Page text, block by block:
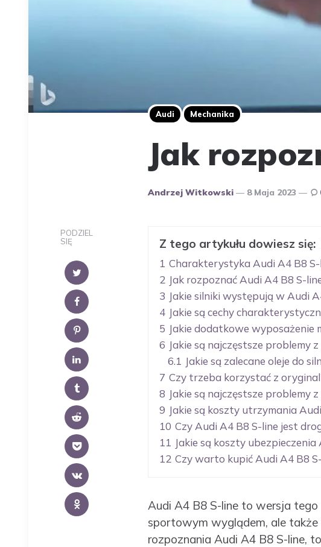
Audi Mechanika
Jak
Opublikowany
Andrzej Witkowski 8 Maja 2023
PODZIEL
SIĘ
Z tego artykułu dowiesz się:
1 Charakterystyka Audi A4 B8 S-
2 Jak rozpoznać Audi A4 B8 S-
3 Jakie silniki występują w Audi
4 Jakie są cechy
5 Jakie dodatkowe wyposażenie
6 Jakie są najczęstsze problemy
6.1 Jakie są zalecane oleje do
7 Czy trzeba korzystać z
8 Jakie są najczęstsze problemy
9 Jakie są koszty utrzymania
10 Czy Audi A4 B8 S-line jest
11 Jakie są koszty ubezpieczenia
12 Czy warto kupić Audi A4 B8
Audi A4 B8 S-line to wersja tego
sportowym wyglądem, ale także
rozpoznania Audi A4 B8 S-line,